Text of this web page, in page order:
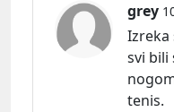
grey
Izreka
svi bili
tenis.